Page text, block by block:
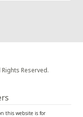
Reserved.
this website is for